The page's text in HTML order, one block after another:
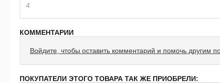
4
КОММЕНТАРИИ
Войдите, чтобы оставить комментарий и помочь другим
ПОКУПАТЕЛИ ЭТОГО ТОВАРА ТАК ЖЕ ПРИОБРЕЛИ: